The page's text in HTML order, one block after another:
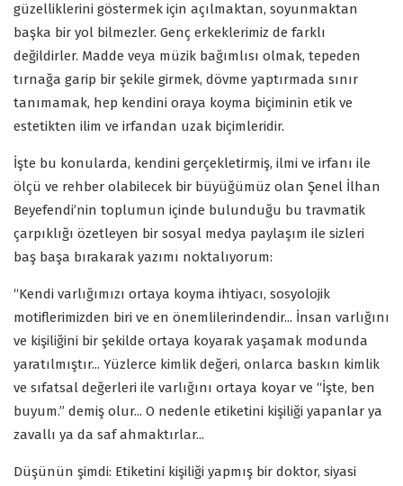
güzelliklerini göstermek için açılmaktan, soyunmaktan
başka bir yol bilmezler. Genç erkeklerimiz de farklı
değildirler. Madde veya müzik bağımlısı olmak, tepeden
tırnağa garip bir şekile girmek, dövme yaptırmada sınır
tanımamak, hep kendini oraya koyma biçiminin etik ve
estetikten ilim ve irfandan uzak biçimleridir.
İşte bu konularda, kendini gerçekletirmiş, ilmi ve irfanı ile
ölçü ve rehber olabilecek bir büyüğümüz olan Şenel İlhan
Beyefendi’nin toplumun içinde bulunduğu bu travmatik
çarpıklığı özetleyen bir sosyal medya paylaşım ile sizleri
baş başa bırakarak yazımı noktalıyorum:
“Kendi varlığımızı ortaya koyma ihtiyacı, sosyolojik
motiflerimizden biri ve en önemlilerindendir... İnsan varlığını
ve kişiliğini bir şekilde ortaya koyarak yaşamak modunda
yaratılmıştır... Yüzlerce kimlik değeri, onlarca baskın kimlik
ve sıfatsal değerleri ile varlığını ortaya koyar ve “İşte, ben
buyum.” demiş olur... O nedenle etiketini kişiliği yapanlar ya
zavallı ya da saf ahmaktırlar...
Düşünün şimdi: Etiketini kişiliği yapmış bir doktor, siyasi